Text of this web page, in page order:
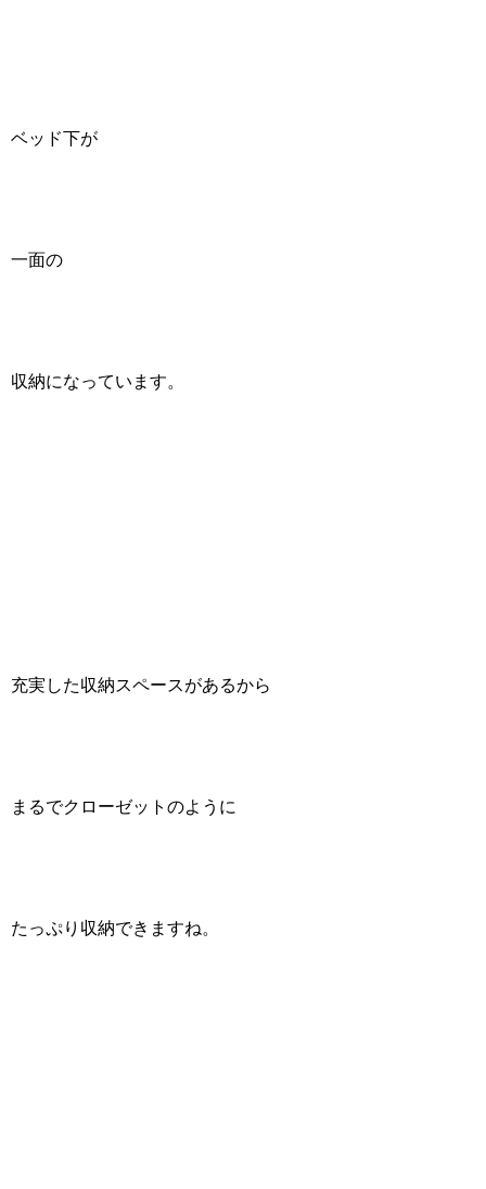
ベッド下が
一面の
収納になっています。
充実した収納スペースがあるから
まるでクローゼットのように
たっぷり収納できますね。